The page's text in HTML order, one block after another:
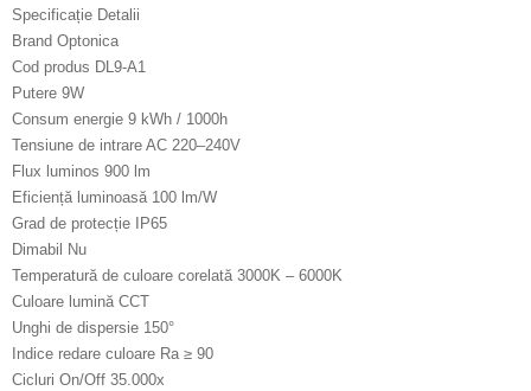
Specificație Detalii
Brand Optonica
Cod produs DL9-A1
Putere 9W
Consum energie 9 kWh / 1000h
Tensiune de intrare AC 220–240V
Flux luminos 900 lm
Eficiență luminoasă 100 lm/W
Grad de protecție IP65
Dimabil Nu
Temperatură de culoare corelată 3000K – 6000K
Culoare lumină CCT
Unghi de dispersie 150°
Indice redare culoare Ra ≥ 90
Cicluri On/Off 35.000x